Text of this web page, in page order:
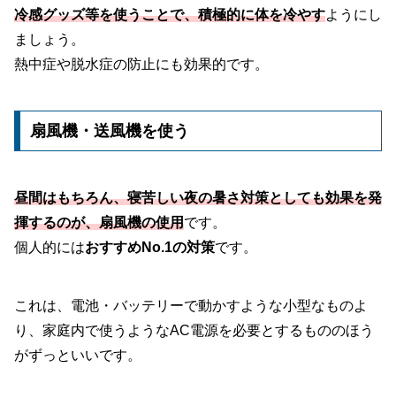
冷感グッズ等を使うことで、積極的に体を冷やすようにし
ましょう。
熱中症や脱水症の防止にも効果的です。
扇風機・送風機を使う
昼間はもちろん、寝苦しい夜の暑さ対策としても効果を発
揮するのが、扇風機の使用です。
個人的にはおすすめNo.1の対策です。
これは、電池・バッテリーで動かすような小型なものよ
り、家庭内で使うようなAC電源を必要とするもののほう
がずっといいです。